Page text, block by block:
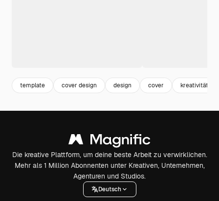
template cover design design cover kreativität
Die kreative Plattform, um deine beste Arbeit zu verwirklichen.
Mehr als 1 Million Abonnenten unter Kreativen, Unternehmen,
Agenturen und Studios.
Deutsch